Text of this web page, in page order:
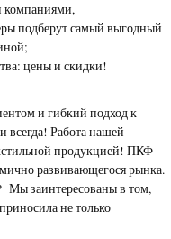
компаниями,
подберут самый выгодный
цены и скидки!
и гибкий подход к
Работа нашей
продукцией! ПКФ
развивающегося рынка.
заинтересованы в том,
не только